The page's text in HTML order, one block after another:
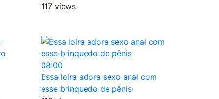
117 views
08:00
Essa loira adora sexo anal com
esse brinquedo de pênis